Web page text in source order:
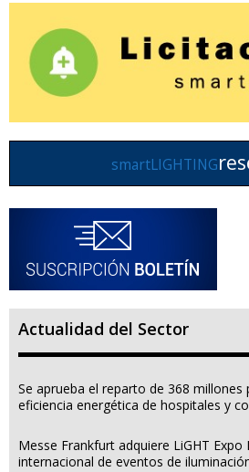
smartLIGHTING
Actualidad del Sector
Se aprueba el reparto de 368 millones
eficiencia energética de hospitales y
Messe Frankfurt adquiere LiGHT
internacional de eventos de